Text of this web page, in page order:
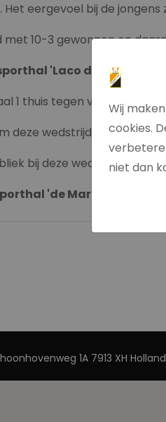
eergevoel bij de
met 10-3 gewonnen en
'Laco de Boekhorst'
1 thuis tegen vv
deze wedstrijd te spelen
bij deze wedstrijd om
'de Marke' te
1A 7913 XH
Wij
cookies.
niet dan